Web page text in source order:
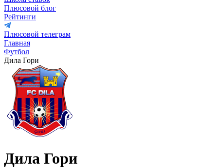
Плюсовой блог
Рейтинги
Плюсовой телеграм
Главная
Футбол
Дила Гори
Дила Гори